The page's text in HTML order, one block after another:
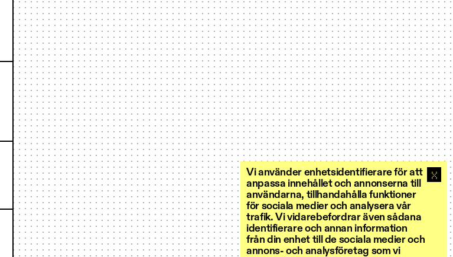
Vi använder enhetsidentifierare för att
anpassa innehållet och annonserna till
användarna, tillhandahålla funktioner
för sociala medier och analysera vår
trafik. Vi vidarebefordrar även sådana
identifierare och annan information
från din enhet till de sociala medier och
annons- och analysföretag som vi